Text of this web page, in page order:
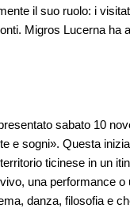
il suo ruolo: i
Migros Lucerna
sabato 10
e sogni». Questa
ticinese in un
una performance
danza, filosofia e